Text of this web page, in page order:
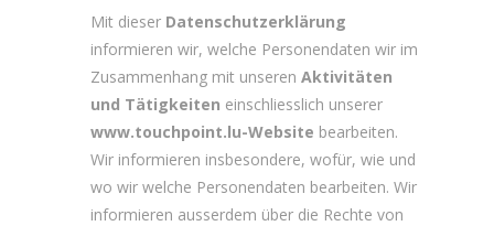
Mit dieser Datenschutzerklärung
informieren wir, welche Personendaten wir im
Zusammenhang mit unseren Aktivitäten
und Tätigkeiten einschliesslich unserer
www.touchpoint.lu-Website bearbeiten.
Wir informieren insbesondere, wofür, wie und
wo wir welche Personendaten bearbeiten. Wir
informieren ausserdem über die Rechte von